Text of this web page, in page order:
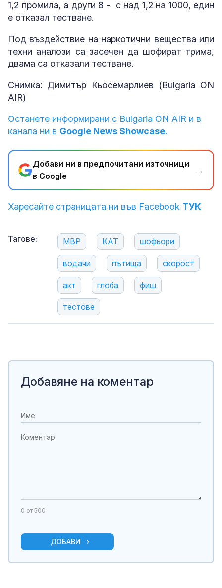
1,2 промила, а други 8 - с над 1,2 на 1000, един
е отказал тестване.
Под въздействие на наркотични вещества или
техни аналози са засечен да шофират трима,
двама са отказали тестване.
Снимка: Димитър Кьосемарлиев (Bulgaria ON
AIR)
Останете информирани с Bulgaria ON AIR и в
канала ни в Google News Showcase.
Добави ни в предпочитани източници
в Google
→
Харесайте страницата ни във Facebook ТУК
Тагове: МВР КАТ шофьори
водачи пътища скорост
акт глоба фиш
тестове
Добавяне на коментар
0 от 500
ДОБАВИ